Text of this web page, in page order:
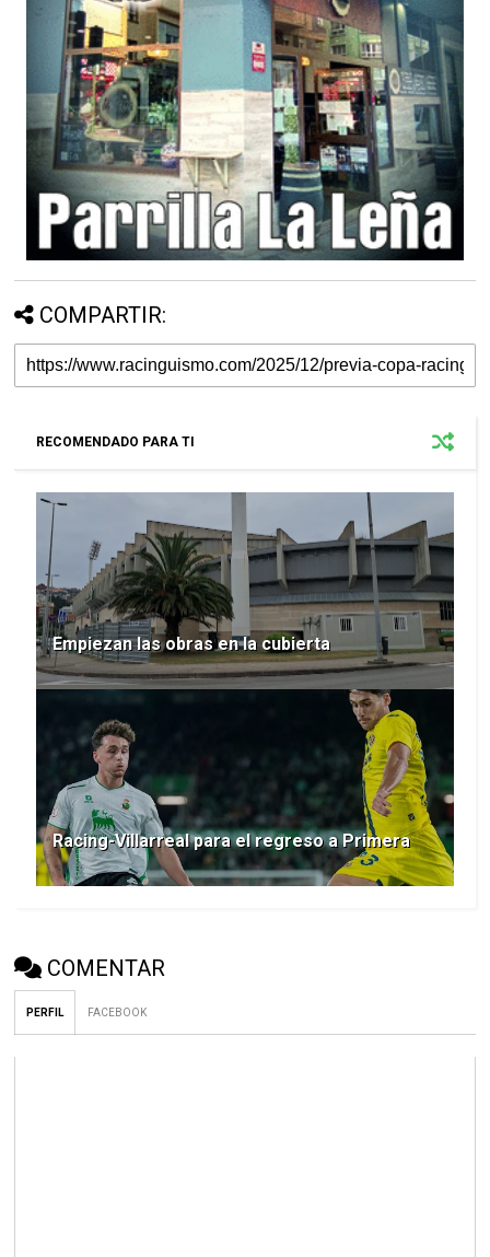
COMPARTIR:
RECOMENDADO PARA TI
Empiezan las obras en la cubierta
Racing-Villarreal para el regreso a Primera
COMENTAR
PERFIL FACEBOOK